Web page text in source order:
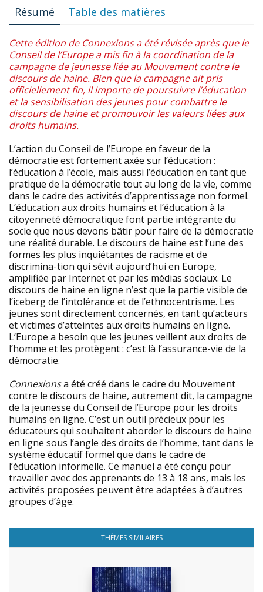
Résumé Table des matières
Cette édition de Connexions a été révisée après que le
Conseil de l’Europe a mis fin à la coordination de la
campagne de jeunesse liée au Mouvement contre le
discours de haine. Bien que la campagne ait pris
officiellement fin, il importe de poursuivre l’éducation
et la sensibilisation des jeunes pour combattre le
discours de haine et promouvoir les valeurs liées aux
droits humains.
L’action du Conseil de l’Europe en faveur de la
démocratie est fortement axée sur l’éducation :
l’éducation à l’école, mais aussi l’éducation en tant que
pratique de la démocratie tout au long de la vie, comme
dans le cadre des activités d’apprentissage non formel.
L’éducation aux droits humains et l’éducation à la
citoyenneté démocratique font partie intégrante du
socle que nous devons bâtir pour faire de la démocratie
une réalité durable. Le discours de haine est l’une des
formes les plus inquiétantes de racisme et de
discrimina-tion qui sévit aujourd’hui en Europe,
amplifiée par Internet et par les médias sociaux. Le
discours de haine en ligne n’est que la partie visible de
l’iceberg de l’intolérance et de l’ethnocentrisme. Les
jeunes sont directement concernés, en tant qu’acteurs
et victimes d’atteintes aux droits humains en ligne.
L’Europe a besoin que les jeunes veillent aux droits de
l’homme et les protègent : c’est là l’assurance-vie de la
démocratie.
Connexionsa été créé dans le cadre du Mouvement
contre le discours de haine, autrement dit, la campagne
de la jeunesse du Conseil de l’Europe pour les droits
humains en ligne. C’est un outil précieux pour les
éducateurs qui souhaitent aborder le discours de haine
en ligne sous l’angle des droits de l’homme, tant dans le
système éducatif formel que dans le cadre de
l’éducation informelle. Ce manuel a été conçu pour
travailler avec des apprenants de 13 à 18 ans, mais les
activités proposées peuvent être adaptées à d’autres
groupes d’âge.
THÈMES SIMILAIRES